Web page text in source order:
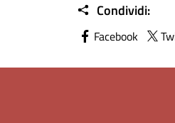
Condividi:
Facebook